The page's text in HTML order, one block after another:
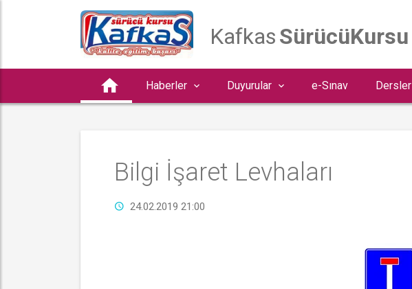
Kafkas SürücüKursu
Haberler Duyurular e-Sınav Dersler
Bilgi İşaret Levhaları
24.02.2019 21:00